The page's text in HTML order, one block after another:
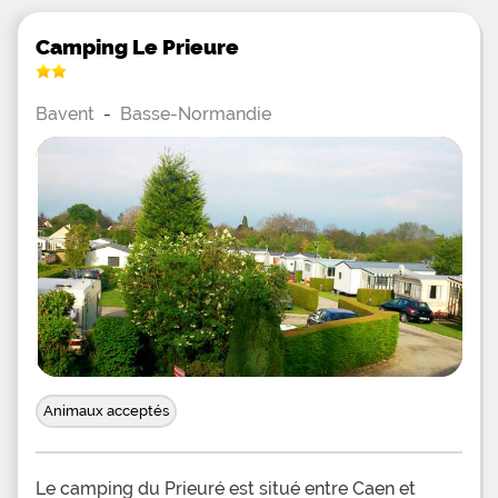
Camping Le Prieure
Bavent - Basse-Normandie
Animaux acceptés
Le camping du Prieuré est situé entre Caen et